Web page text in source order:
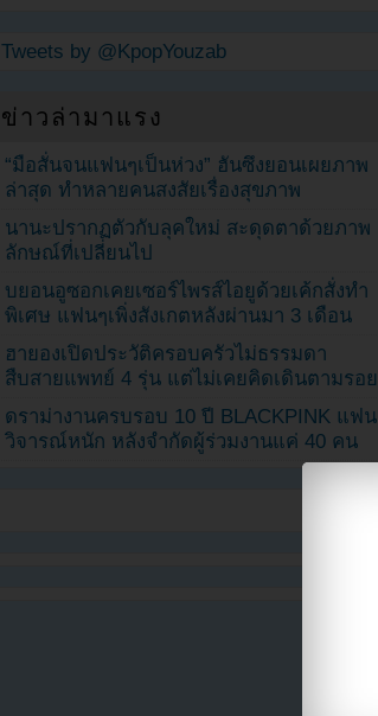
Tweets by @KpopYouzab
ข่าวล่ามาแรง
“มือสั่นจนแฟนๆเป็นห่วง” ฮันซึงยอนเผยภาพ
ล่าสุด ทำหลายคนสงสัยเรื่องสุขภาพ
นานะปรากฏตัวกับลุคใหม่ สะดุดตาด้วยภาพ
ลักษณ์ที่เปลี่ยนไป
บยอนอูซอกเคยเซอร์ไพรส์ไอยูด้วยเค้กสั่งทำ
พิเศษ แฟนๆเพิ่งสังเกตหลังผ่านมา 3 เดือน
ฮายองเปิดประวัติครอบครัวไม่ธรรมดา
สืบสายแพทย์ 4 รุ่น แต่ไม่เคยคิดเดินตามรอย
ดราม่างานครบรอบ 10 ปี BLACKPINK แฟน
วิจารณ์หนัก หลังจำกัดผู้ร่วมงานแค่ 40 คน